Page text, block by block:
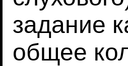
задание
общее